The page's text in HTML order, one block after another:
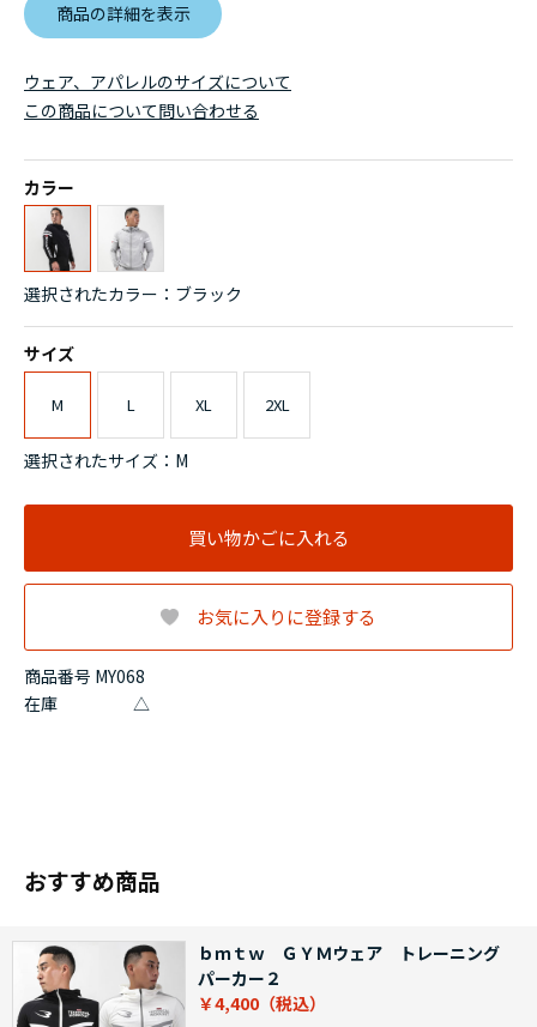
商品番号 MY068
在庫 △
商品の詳細を表示
ウェア、アパレルのサイズについて
カラー
選択されたカラー：ブラック
サイズ
M L XL 2XL
選択されたサイズ：M
買い物かごに入れる
お気に入りに登録する
この商品について問い合わせる
おすすめ商品
ｂｍｔｗ ＧＹＭウェア トレーニング
パーカー２
￥4,400